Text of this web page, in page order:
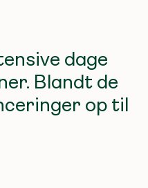
dage
Blandt de
op til